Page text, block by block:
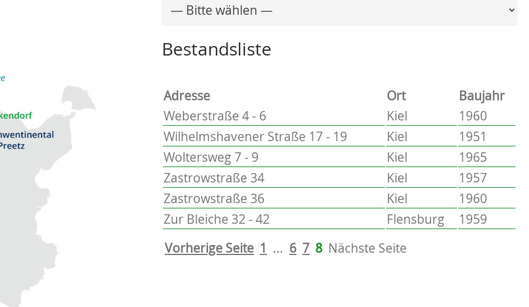
Wählen Sie einen Ort, um zur entsprechenden Seite zu
Bestandsliste
Adresse Ort
Baujahr
Weberstraße 4 - 6
Kiel
1960
Wilhelmshavener Straße 17 - 19
Kiel
1951
Woltersweg 7 - 9
Kiel
1965
Zastrowstraße 34
Kiel
1957
Zastrowstraße 36
Kiel
1960
Zur Bleiche 32 - 42
Flensburg
1959
Vorherige Seite 1 ... 6 7 8 Nächste Seite